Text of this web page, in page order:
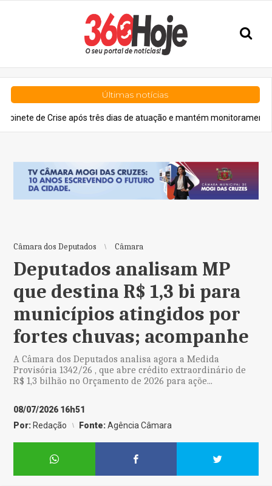
Últimas notícias
Crise após três dias de atuação e mantém monitoramento
Câmara dos Deputados Câmara
Deputados analisam MP
que destina R$ 1,3 bi para
municípios atingidos por
fortes chuvas; acompanhe
A Câmara dos Deputados analisa agora a Medida
Provisória 1342/26 , que abre crédito extraordinário de
R$ 1,3 bilhão no Orçamento de 2026 para açõe...
08/07/2026 16h51
Por: Redação Fonte:Agência Câmara